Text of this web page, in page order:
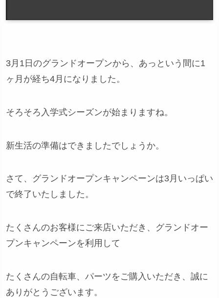
3月1日のグランドオープンから、あっという間に1
ヶ月が経ち4月になりました。
そろそろ入学式シーズンが始まりますね。
新生活の準備はできましたでしょうか。
さて、グランドオープンキャンペーンは3月いっぱい
で終了いたしました。
たくさんのお客様にご来店いただき、グランドオー
プンキャンペーンを利用して
たくさんの自転車、パーツをご購入いただき、誠に
ありがとうございます。